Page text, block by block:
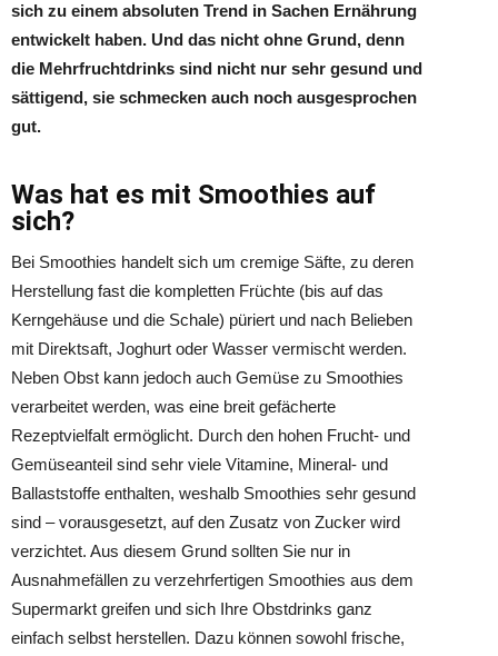
sich zu einem absoluten Trend in Sachen Ernährung
entwickelt haben. Und das nicht ohne Grund, denn
die Mehrfruchtdrinks sind nicht nur sehr gesund und
sättigend, sie schmecken auch noch ausgesprochen
gut.
Was hat es mit Smoothies auf
sich?
Bei Smoothies handelt sich um cremige Säfte, zu deren
Herstellung fast die kompletten Früchte (bis auf das
Kerngehäuse und die Schale) püriert und nach Belieben
mit Direktsaft, Joghurt oder Wasser vermischt werden.
Neben Obst kann jedoch auch Gemüse zu Smoothies
verarbeitet werden, was eine breit gefächerte
Rezeptvielfalt ermöglicht. Durch den hohen Frucht- und
Gemüseanteil sind sehr viele Vitamine, Mineral- und
Ballaststoffe enthalten, weshalb Smoothies sehr gesund
sind – vorausgesetzt, auf den Zusatz von Zucker wird
verzichtet. Aus diesem Grund sollten Sie nur in
Ausnahmefällen zu verzehrfertigen Smoothies aus dem
Supermarkt greifen und sich Ihre Obstdrinks ganz
einfach selbst herstellen. Dazu können sowohl frische,